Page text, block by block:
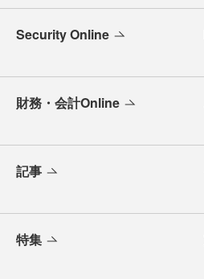
Security Online
財務・会計Online
記事
特集